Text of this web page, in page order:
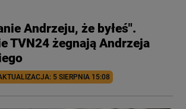
Andrzeju, że byłeś".
TVN24 żegnają Andrzeja
5 SIERPNIA 15:08